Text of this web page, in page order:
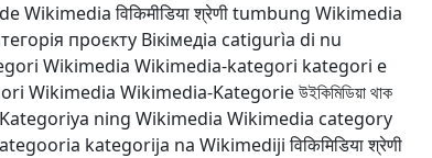
Wikimedia विकिमीडिया श्रेणीtumbung Wikimedia
проєкту Вікімедіа catigurìa di nu
Wikimedia Wikimedia-kategori kategori e
Wikimedia Wikimedia-Kategorieউইকিমিডিয়া থাক
Kategoriya ning Wikimedia Wikimedia category
kategorija na Wikimediji विकिमिडिया श्रेणी